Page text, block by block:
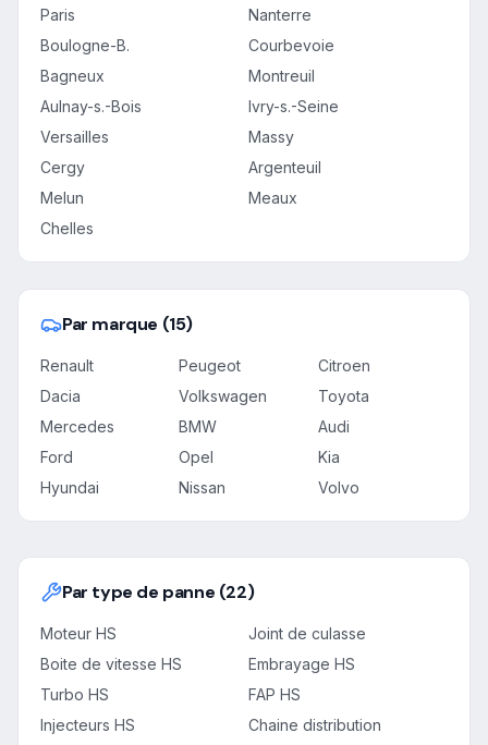
Paris
Nanterre
Boulogne-B.
Courbevoie
Bagneux
Montreuil
Aulnay-s.-Bois
Ivry-s.-Seine
Versailles
Massy
Cergy
Argenteuil
Melun
Meaux
Chelles
Par marque (15)
Renault Peugeot
Citroen
Dacia
Volkswagen
Toyota
Mercedes
BMW
Audi
Ford
Opel
Kia
Hyundai
Nissan Volvo
Par type de panne (22)
Moteur HS
Joint de culasse
Boite de vitesse HS
Embrayage HS
Turbo HS
FAP HS
Injecteurs HS
Chaine distribution